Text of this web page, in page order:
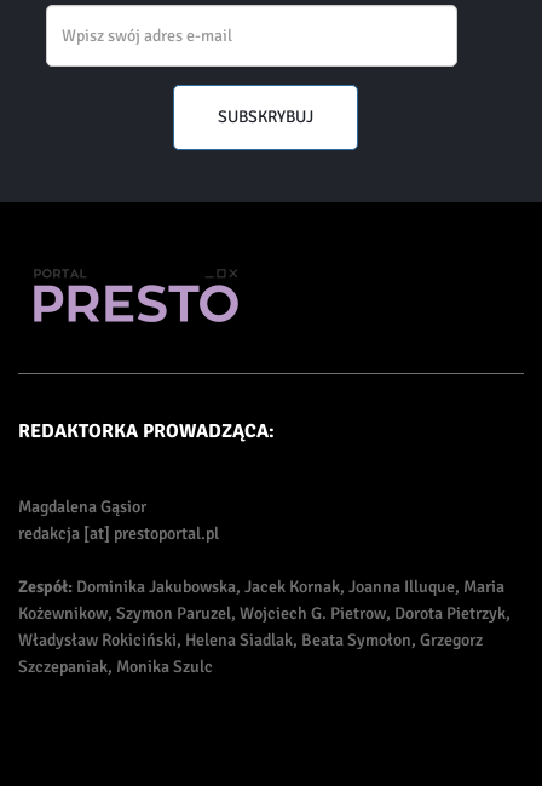
SUBSKRYBUJ
REDAKTORKA PROWADZĄCA:
Magdalena Gąsior
redakcja [at] prestoportal.pl
Zespół: Dominika Jakubowska, Jacek Kornak, Joanna Illuque, Maria
Kożewnikow, Szymon Paruzel, Wojciech G. Pietrow, Dorota Pietrzyk,
Władysław Rokiciński, Helena Siadlak, Beata Symołon, Grzegorz
Szczepaniak, Monika Szulc